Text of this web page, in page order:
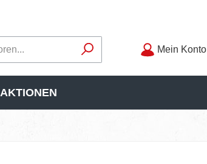
Mein Konto
AKTIONEN